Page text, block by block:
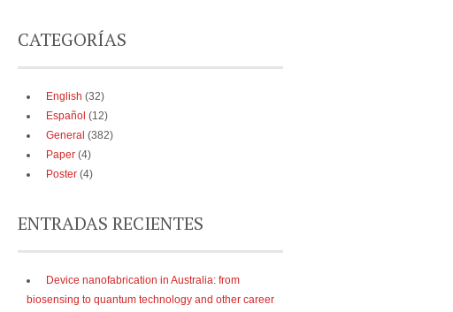
CATEGORÍAS
English (32)
Español (12)
General (382)
Paper (4)
Poster (4)
ENTRADAS RECIENTES
Device nanofabrication in Australia: from
biosensing to quantum technology and other career